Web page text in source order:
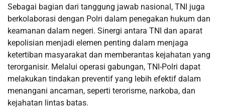
Sebagai bagian dari tanggung jawab nasional, TNI juga
berkolaborasi dengan Polri dalam penegakan hukum dan
keamanan dalam negeri. Sinergi antara TNI dan aparat
kepolisian menjadi elemen penting dalam menjaga
ketertiban masyarakat dan memberantas kejahatan yang
terorganisir. Melalui operasi gabungan, TNI-Polri dapat
melakukan tindakan preventif yang lebih efektif dalam
menangani ancaman, seperti terorisme, narkoba, dan
kejahatan lintas batas.